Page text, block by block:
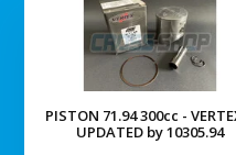
PISTON 71.94 300cc -
UPDATED by 10305.94